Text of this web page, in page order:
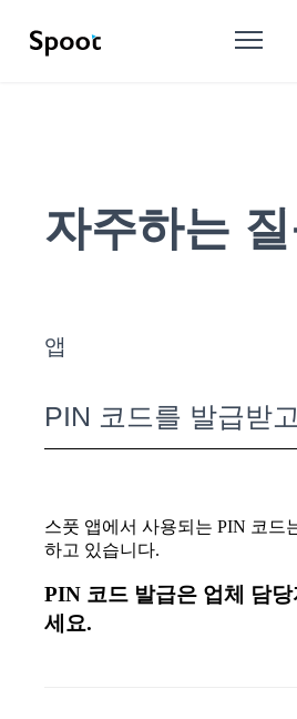
자주하는
앱
PIN 코드를 발급받